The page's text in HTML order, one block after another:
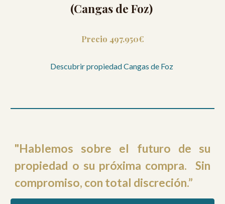
(Cangas de Foz)
Precio 497.950€
Descubrir propiedad Cangas de Foz
"Hablemos sobre el futuro de su
propiedad o su próxima compra. Sin
compromiso, con total discreción.”